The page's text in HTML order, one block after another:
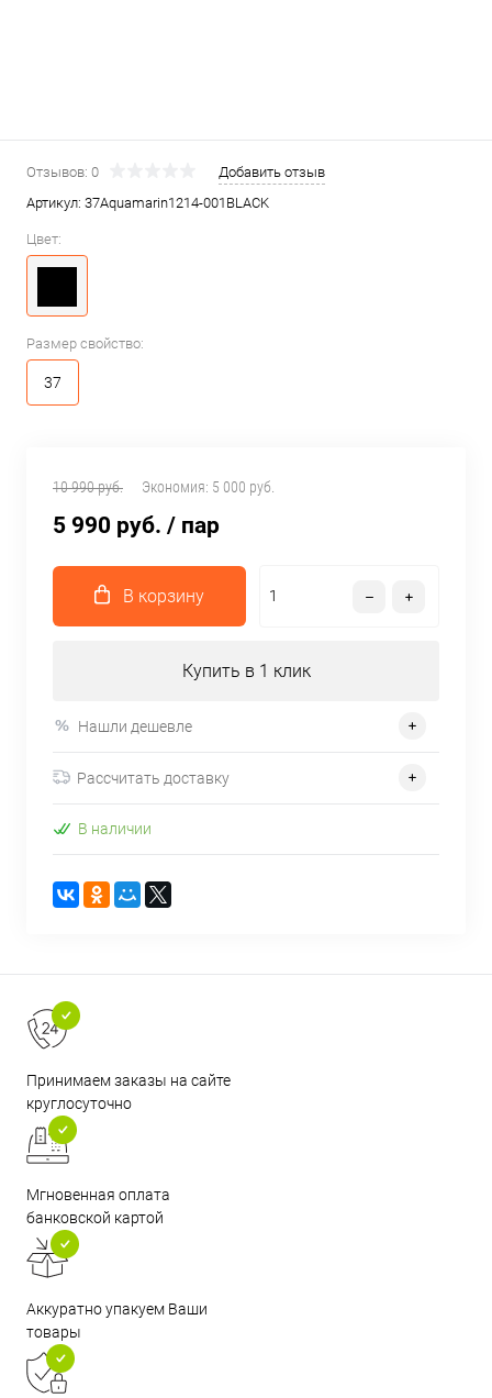
Отзывов: 0
Добавить отзыв
Артикул: 37Aquamarin1214-001BLACK
Цвет:
Размер свойство:
37
10 990 руб. Экономия: 5 000 руб.
5 990 руб. / пар
В корзину
Купить в 1 клик
Нашли дешевле
Рассчитать доставку
В наличии
Принимаем заказы на сайте
круглосуточно
Мгновенная оплата
банковской картой
Аккуратно упакуем Ваши
товары